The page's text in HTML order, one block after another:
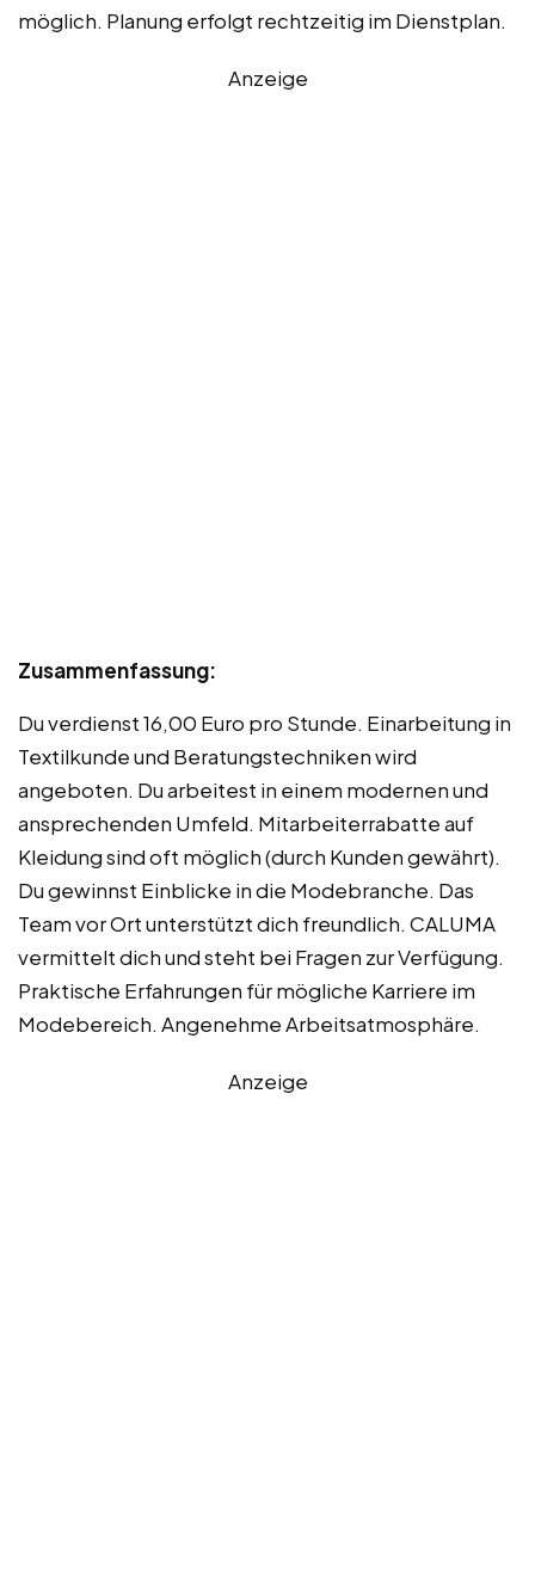
möglich. Planung erfolgt rechtzeitig im Dienstplan.
Anzeige
Zusammenfassung:
Du verdienst 16,00 Euro pro Stunde. Einarbeitung in
Textilkunde und Beratungstechniken wird
angeboten. Du arbeitest in einem modernen und
ansprechenden Umfeld. Mitarbeiterrabatte auf
Kleidung sind oft möglich (durch Kunden gewährt).
Du gewinnst Einblicke in die Modebranche. Das
Team vor Ort unterstützt dich freundlich. CALUMA
vermittelt dich und steht bei Fragen zur Verfügung.
Praktische Erfahrungen für mögliche Karriere im
Modebereich. Angenehme Arbeitsatmosphäre.
Anzeige